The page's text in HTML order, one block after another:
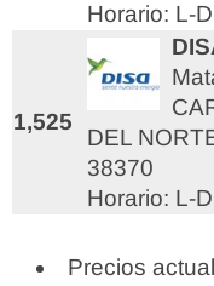
Horario: L-
1,525
DEL
38370
Horario: L-
Precios